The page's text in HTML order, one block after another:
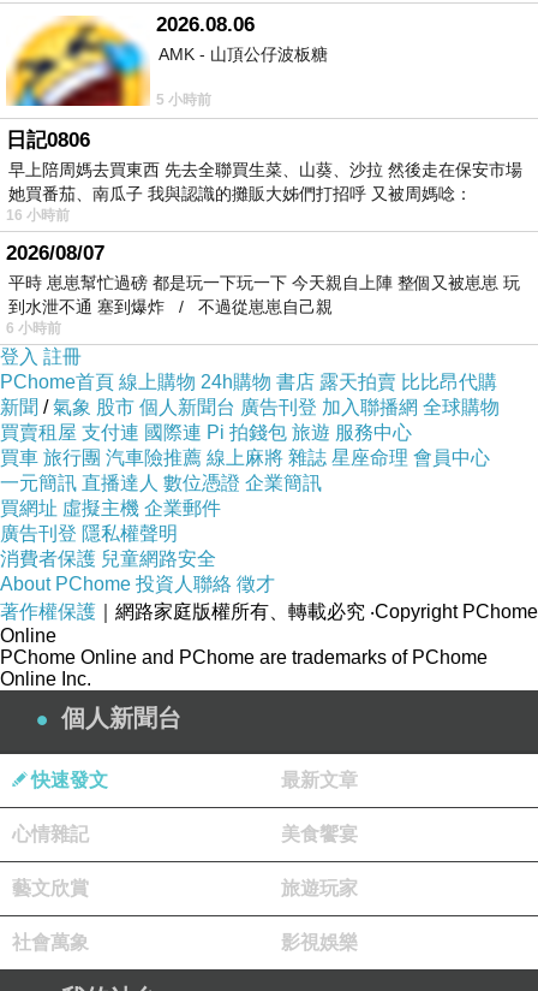
2026.08.06
AMK - 山頂公仔波板糖
5 小時前
日記0806
早上陪周媽去買東西 先去全聯買生菜、山葵、沙拉 然後走在保安市場
她買番茄、南瓜子 我與認識的攤販大姊們打招呼 又被周媽唸：
16 小時前
2026/08/07
平時 崽崽幫忙過磅 都是玩一下玩一下 今天親自上陣 整個又被崽崽 玩
到水泄不通 塞到爆炸 / 不過從崽崽自己親
6 小時前
登入 註冊
PChome首頁 線上購物 24h購物 書店 露天拍賣 比比昂代購
新聞 /氣象 股市 個人新聞台 廣告刊登 加入聯播網 全球購物
買賣租屋 支付連 國際連 Pi 拍錢包 旅遊 服務中心
買車 旅行團 汽車險推薦 線上麻將 雜誌 星座命理 會員中心
一元簡訊 直播達人 數位憑證 企業簡訊
買網址 虛擬主機 企業郵件
廣告刊登 隱私權聲明
消費者保護 兒童網路安全
About PChome 投資人聯絡 徵才
著作權保護 ｜網路家庭版權所有、轉載必究 ‧Copyright PChome
Online
PChome Online and PChome are trademarks of PChome
Online Inc.
個人新聞台
快速發文 最新文章
心情雜記 美食饗宴
藝文欣賞 旅遊玩家
社會萬象 影視娛樂